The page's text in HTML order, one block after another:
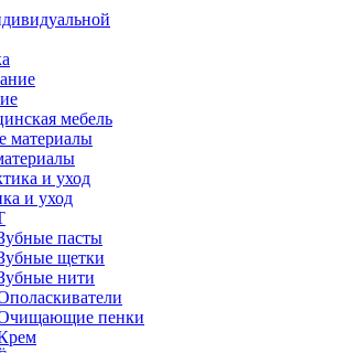
мебель
и уход
пасты
щетки
нити
пенки